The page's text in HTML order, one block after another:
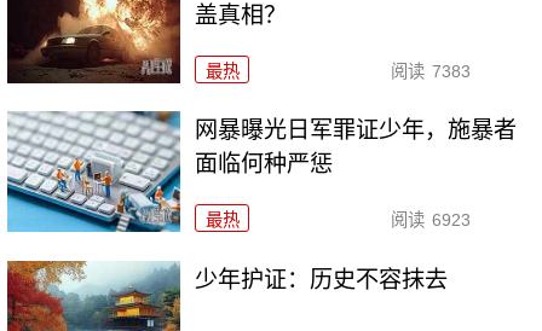
盖真相？
最热 阅读 7383
网暴曝光日军罪证少年，施暴者
面临何种严惩
最热 阅读 6923
少年护证：历史不容抹去